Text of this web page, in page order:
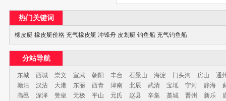
热门关键词
橡皮艇 橡皮艇价格 充气橡皮艇 冲锋舟 皮划艇 钓鱼船 充气钓鱼船
分站导航
东城 西城 崇文 宣武 朝阳 丰台 石景山 海淀 门头沟 房山
通
塘沽
汉沽 大港 东丽 西青 津南 北辰 武清 宝坻 宁河 静海
高邑
深泽 赞皇 无极 平山 元氏 赵县 辛集 藁城 晋州 新乐